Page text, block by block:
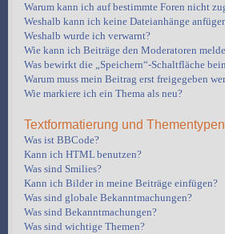
Warum kann ich auf bestimmte Foren nicht
Weshalb kann ich keine Dateianhänge
Weshalb wurde ich verwarnt?
Wie kann ich Beiträge den Moderatoren
Was bewirkt die „Speichern“-Schaltfläche
Warum muss mein Beitrag erst freigegeben
Wie markiere ich ein Thema als neu?
Textformatierung und Thementypen
Was ist BBCode?
Kann ich HTML benutzen?
Was sind Smilies?
Kann ich Bilder in meine Beiträge einfügen?
Was sind globale Bekanntmachungen?
Was sind Bekanntmachungen?
Was sind wichtige Themen?